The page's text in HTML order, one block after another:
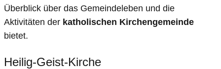
Überblick über das Gemeindeleben und die
Aktivitäten der katholischen Kirchengemeinde
bietet.
Heilig-Geist-Kirche